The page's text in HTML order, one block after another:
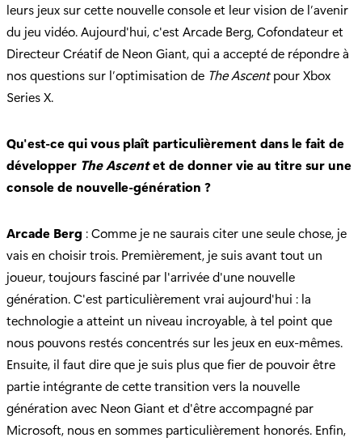
leurs jeux sur cette nouvelle console et leur vision de l’avenir
du jeu vidéo. Aujourd'hui, c'est Arcade Berg, Cofondateur et
Directeur Créatif de Neon Giant, qui a accepté de répondre à
nos questions sur l’optimisation de The Ascentpour Xbox
Series X.
Qu'est-ce qui vous plaît particulièrement dans le fait de
développer The Ascentet de donner vie au titre sur une
console de nouvelle-génération ?
Arcade Berg : Comme je ne saurais citer une seule chose, je
vais en choisir trois. Premièrement, je suis avant tout un
joueur, toujours fasciné par l'arrivée d'une nouvelle
génération. C'est particulièrement vrai aujourd'hui : la
technologie a atteint un niveau incroyable, à tel point que
nous pouvons restés concentrés sur les jeux en eux-mêmes.
Ensuite, il faut dire que je suis plus que fier de pouvoir être
partie intégrante de cette transition vers la nouvelle
génération avec Neon Giant et d'être accompagné par
Microsoft, nous en sommes particulièrement honorés. Enfin,